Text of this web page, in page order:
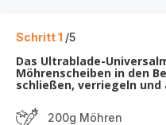
Schritt 1 /5
Das Ultrablade-
Möhrenscheiben in den
schließen, verriegeln
200g Möhren